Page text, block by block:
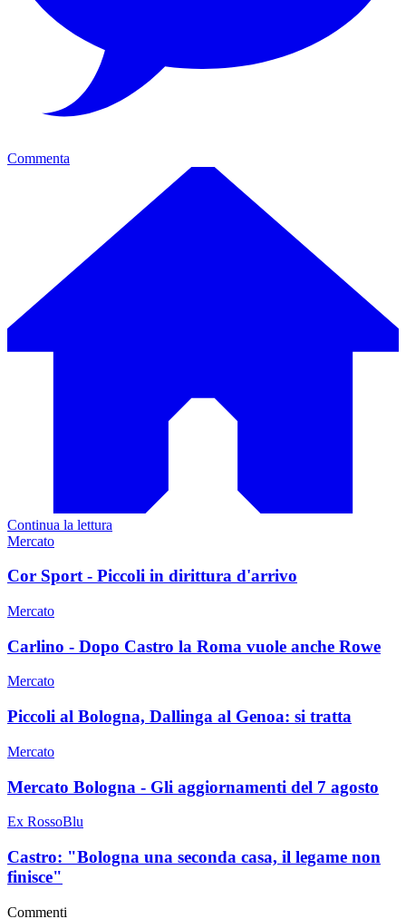
Commenta
Continua la lettura
Mercato
Cor Sport - Piccoli in dirittura d'arrivo
Mercato
Carlino - Dopo Castro la Roma vuole anche Rowe
Mercato
Piccoli al Bologna, Dallinga al Genoa: si tratta
Mercato
Mercato Bologna - Gli aggiornamenti del 7 agosto
Ex RossoBlu
Castro: "Bologna una seconda casa, il legame non
finisce"
Commenti